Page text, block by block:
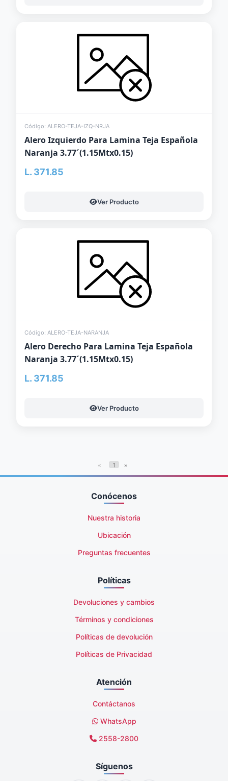
Código: ALERO-TEJA-IZQ-NRJA
Alero Izquierdo Para Lamina Teja Española
Naranja 3.77´(1.15Mtx0.15)
L. 371.85
Ver Producto
Código: ALERO-TEJA-NARANJA
Alero Derecho Para Lamina Teja Española
Naranja 3.77´(1.15Mtx0.15)
L. 371.85
Ver Producto
« 1 »
Conócenos
Nuestra historia
Ubicación
Preguntas frecuentes
Políticas
Devoluciones y cambios
Términos y condiciones
Políticas de devolución
Políticas de Privacidad
Atención
Contáctanos
WhatsApp
2558-2800
Síguenos